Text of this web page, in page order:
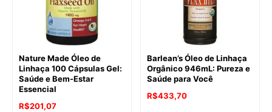
Nature Made Óleo de
Linhaça 100 Cápsulas Gel:
Saúde e Bem-Estar
Essencial
R$201,07
Barlean’s Óleo de Linhaça
Orgânico 946mL: Pureza e
Saúde para Você
R$433,70